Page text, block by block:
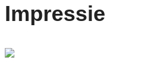
Impressie